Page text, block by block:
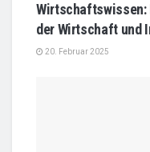
Wirtschaftswissen:
der Wirtschaft und
20. Februar 2025